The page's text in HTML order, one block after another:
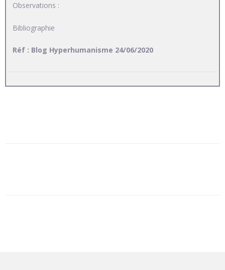
Observations :
Bibliographie
Réf : Blog Hyperhumanisme 24/06/2020